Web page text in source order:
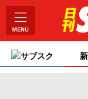
サブスク